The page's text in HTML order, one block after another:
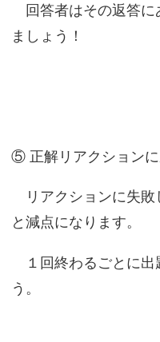
回答者はその返答に
ましょう！
⑤ 正解リアクションに
リアクションに失敗
と減点になります。
１回終わるごとに出
う。